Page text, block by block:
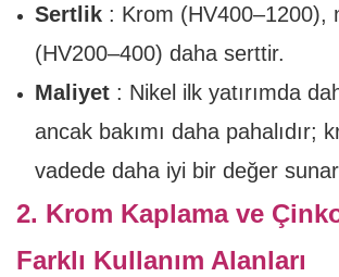
Sertlik: Krom (HV400–1200),
(HV200–400) daha serttir.
Maliyet: Nikel ilk yatırımda
ancak bakımı daha pahalıdır;
vadede daha iyi bir değer
2. Krom Kaplama ve
Farklı Kullanım Alanları